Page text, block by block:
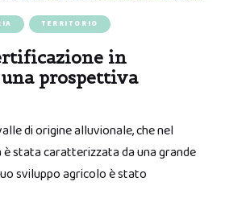
TERRITORIO
in
prospettiva
di origine alluvionale, che nel
stata caratterizzata da una grande
sviluppo agricolo è stato